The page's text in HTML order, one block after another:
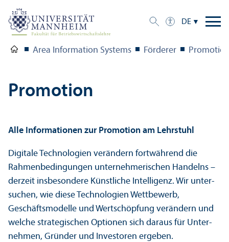
DE
Area Information Systems Förderer
Promotion
Alle Informationen zur Promotion am Lehr­stuhl
Digitale Technologien verändern fortwährend die
Rahmenbedingungen unter­nehmerischen Handelns –
derzeit insbesondere Künstliche Intelligenz. Wir unter­
suchen, wie diese Technologien Wettbewerb,
Geschäfts­modelle und Wertschöpfung verändern und
welche strategischen Optionen sich daraus für Unter­
nehmen, Gründer und Investoren ergeben.